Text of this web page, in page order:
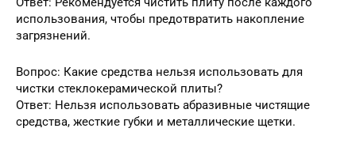
использования, чтобы предотвратить накопление
загрязнений.
Вопрос: Какие средства нельзя использовать для
чистки стеклокерамической плиты?
Ответ: Нельзя использовать абразивные чистящие
средства, жесткие губки и металлические щетки.